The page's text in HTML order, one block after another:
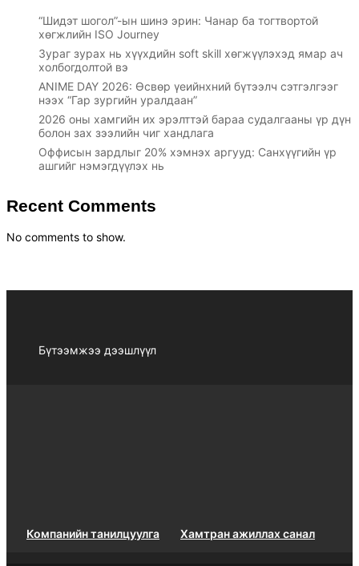
“Шидэт шогол”-ын шинэ эрин: Чанар ба тогтвортой
хөгжлийн ISO Journey
Зураг зурах нь хүүхдийн soft skill хөгжүүлэхэд ямар ач
холбогдолтой вэ
ANIME DAY 2026: Өсвөр үеийнхний бүтээлч сэтгэлгээг
нээх “Гар зургийн уралдаан”
2026 оны хамгийн их эрэлттэй бараа судалгааны үр дүн
болон зах зээлийн чиг хандлага
Оффисын зардлыг 20% хэмнэх аргууд: Санхүүгийн үр
ашгийг нэмэгдүүлэх нь
Recent Comments
No comments to show.
Бүтээмжээ дээшлүүл
Компанийн танилцуулга Хамтран ажиллах санал